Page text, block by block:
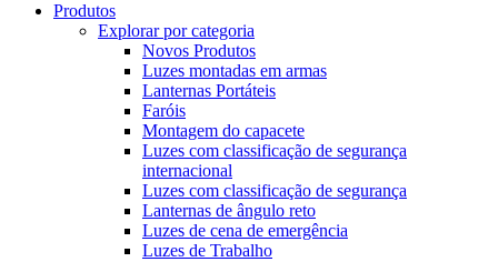
Produtos
Explorar por categoria
Novos Produtos
Luzes montadas em armas
Lanternas Portáteis
Faróis
Montagem do capacete
Luzes com classificação de segurança
internacional
Luzes com classificação de segurança
Lanternas de ângulo reto
Luzes de cena de emergência
Luzes de Trabalho